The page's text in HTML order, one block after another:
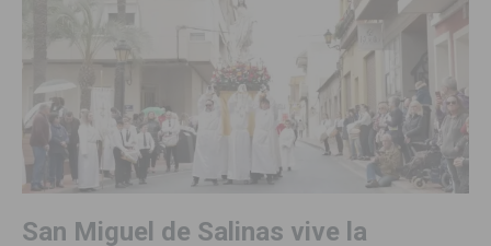
San Miguel de Salinas vive la